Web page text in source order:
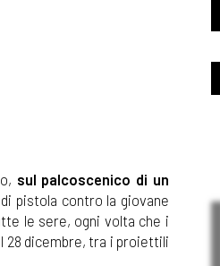
sul palcoscenico di un
pistola contro la giovane
le sere, ogni volta che i
28 dicembre, tra i proiettili